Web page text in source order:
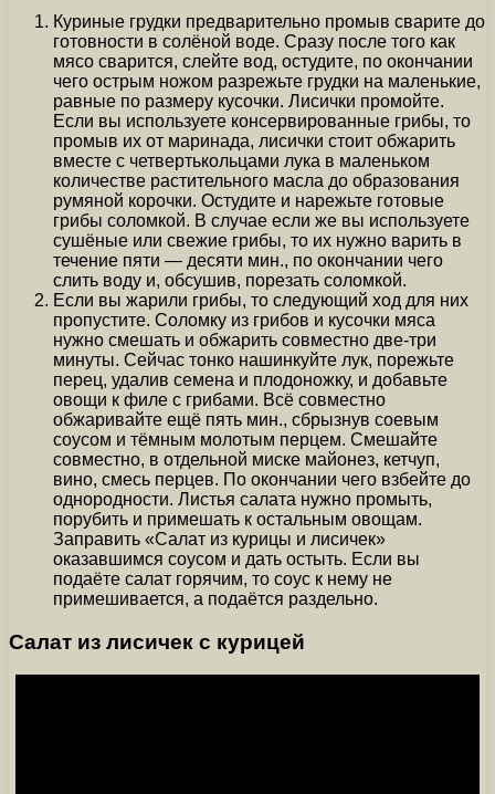
Куриные грудки предварительно промыв сварите до
готовности в солёной воде. Сразу после того как
мясо сварится, слейте вод, остудите, по окончании
чего острым ножом разрежьте грудки на маленькие,
равные по размеру кусочки. Лисички промойте.
Если вы используете консервированные грибы, то
промыв их от маринада, лисички стоит обжарить
вместе с четвертькольцами лука в маленьком
количестве растительного масла до образования
румяной корочки. Остудите и нарежьте готовые
грибы соломкой. В случае если же вы используете
сушёные или свежие грибы, то их нужно варить в
течение пяти — десяти мин., по окончании чего
слить воду и, обсушив, порезать соломкой.
Если вы жарили грибы, то следующий ход для них
пропустите. Соломку из грибов и кусочки мяса
нужно смешать и обжарить совместно две-три
минуты. Сейчас тонко нашинкуйте лук, порежьте
перец, удалив семена и плодоножку, и добавьте
овощи к филе с грибами. Всё совместно
обжаривайте ещё пять мин., сбрызнув соевым
соусом и тёмным молотым перцем. Смешайте
совместно, в отдельной миске майонез, кетчуп,
вино, смесь перцев. По окончании чего взбейте до
однородности. Листья салата нужно промыть,
порубить и примешать к остальным овощам.
Заправить «Салат из курицы и лисичек»
оказавшимся соусом и дать остыть. Если вы
подаёте салат горячим, то соус к нему не
примешивается, а подаётся раздельно.
Салат из лисичек с курицей